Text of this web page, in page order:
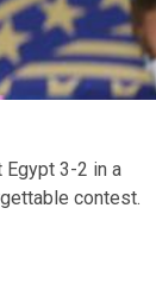
3-2 in a
contest.